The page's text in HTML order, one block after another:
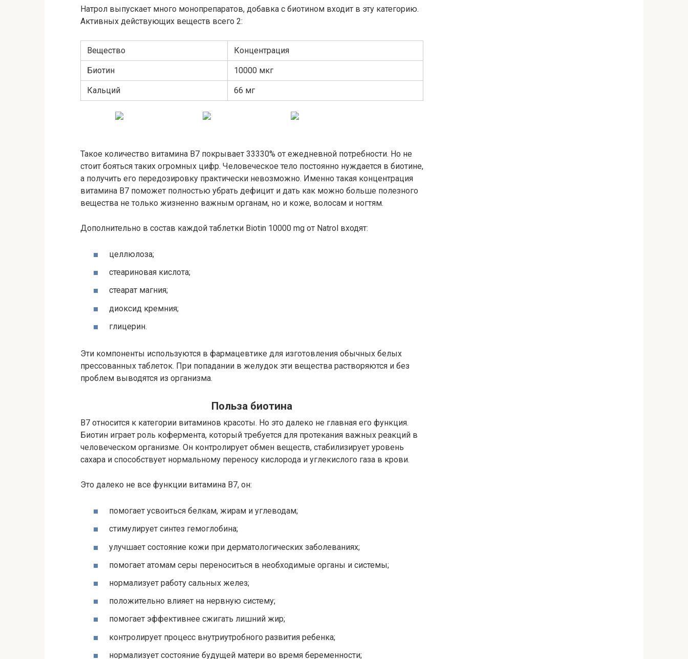
Натрол выпускает много монопрепаратов, добавка с биотином входит в эту категорию.
Активных действующих веществ всего 2:
Вещество Концентрация
Биотин 10000 мкг
Кальций 66 мг
Такое количество витамина В7 покрывает 33330% от ежедневной потребности. Но не
стоит бояться таких огромных цифр. Человеческое тело постоянно нуждается в биотине,
а получить его передозировку практически невозможно. Именно такая концентрация
витамина В7 поможет полностью убрать дефицит и дать как можно больше полезного
вещества не только жизненно важным органам, но и коже, волосам и ногтям.
Дополнительно в состав каждой таблетки Biotin 10000 mg от Natrol входят:
целлюлоза;
стеариновая кислота;
стеарат магния;
диоксид кремния;
глицерин.
Эти компоненты используются в фармацевтике для изготовления обычных белых
прессованных таблеток. При попадании в желудок эти вещества растворяются и без
проблем выводятся из организма.
Польза биотина
В7 относится к категории витаминов красоты. Но это далеко не главная его функция.
Биотин играет роль кофермента, который требуется для протекания важных реакций в
человеческом организме. Он контролирует обмен веществ, стабилизирует уровень
сахара и способствует нормальному переносу кислорода и углекислого газа в крови.
Это далеко не все функции витамина В7, он:
помогает усвоиться белкам, жирам и углеводам;
стимулирует синтез гемоглобина;
улучшает состояние кожи при дерматологических заболеваниях;
помогает атомам серы переноситься в необходимые органы и системы;
нормализует работу сальных желез;
положительно влияет на нервную систему;
помогает эффективнее сжигать лишний жир;
контролирует процесс внутриутробного развития ребенка;
нормализует состояние будущей матери во время беременности;